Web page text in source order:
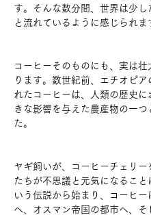
す。そんな数分間、世界は少し
と流れているように感じられま
コーヒーそのものにも、実は壮
ります。数世紀前、エチオピア
れたコーヒーは、人類の歴史に
きな影響を与えた農産物の一つ
た。
ヤギ飼いが、コーヒーチェリー
たちが不思議と元気になること
いう伝説から始まり、コーヒー
へ、オスマン帝国の都市へ、そ